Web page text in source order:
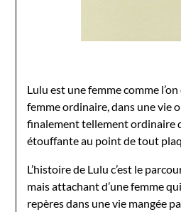
Lulu est une femme comme
femme ordinaire, dans une vie
finalement tellement ordinaire
étouffante au point de tout
L’histoire de Lulu c’est le
mais attachant d’une femme
repères dans une vie mangée